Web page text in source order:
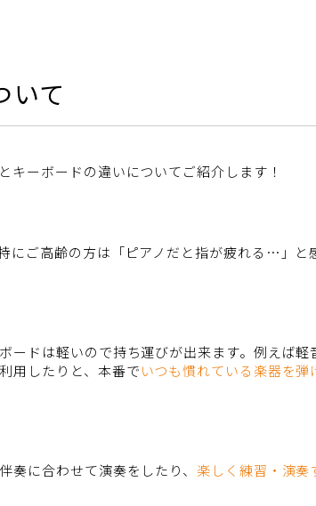
いて
キーボードの違いについてご紹介します！
にご高齢の方は「ピアノだと指が疲れる…」
ードは軽いので持ち運びが出来ます。例えば
用したりと、本番でいつも慣れている楽器を弾
に合わせて演奏をしたり、 楽しく練習・演